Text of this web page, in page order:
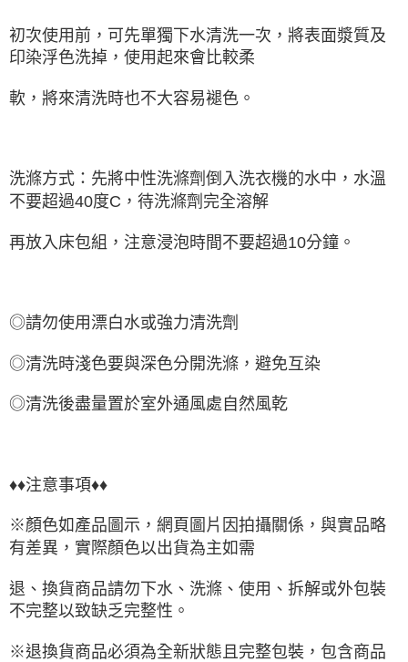
初次使用前，可先單獨下水清洗一次，將表面漿質及
印染浮色洗掉，使用起來會比較柔
軟，將來清洗時也不大容易褪色。
洗滌方式：先將中性洗滌劑倒入洗衣機的水中，水溫
不要超過40度C，待洗滌劑完全溶解
再放入床包組，注意浸泡時間不要超過10分鐘。
◎請勿使用漂白水或強力清洗劑
◎清洗時淺色要與深色分開洗滌，避免互染
◎清洗後盡量置於室外通風處自然風乾
♦♦注意事項♦♦
※顏色如產品圖示，網頁圖片因拍攝關係，與實品略
有差異，實際顏色以出貨為主如需
退、換貨商品請勿下水、洗滌、使用、拆解或外包裝
不完整以致缺乏完整性。
※退換貨商品必須為全新狀態且完整包裝，包含商品